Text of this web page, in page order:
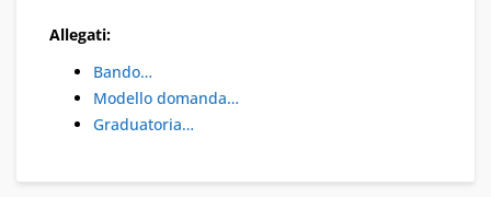
Allegati:
Bando…
Modello domanda…
Graduatoria…